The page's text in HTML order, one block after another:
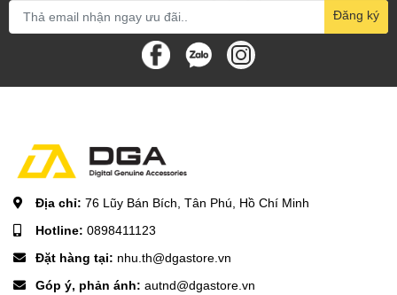
Đăng ký
Địa chỉ: 76 Lũy Bán Bích, Tân Phú, Hồ Chí Minh
Hotline: 0898411123
Đặt hàng tại: nhu.th@dgastore.vn
Góp ý, phản ánh: autnd@dgastore.vn